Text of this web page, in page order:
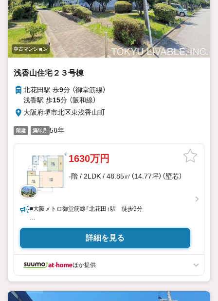
中古マンション
浅香山住宅２３号棟
北花田駅 歩9分 （御堂筋線）
浅香駅 歩15分 （阪和線）
大阪府堺市北区東浅香山町
階建 - 築年月 58年
1630万円
-階 / 2LDK / 48.85㎡（14.77坪）（壁芯）
■大阪メトロ御堂筋線「北花田」駅 徒歩9分
■地上5階建て2階部分
詳細を見る
ほか提供